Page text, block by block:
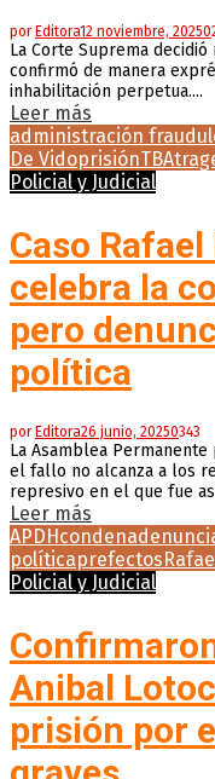
porEditora12 noviembre, 20250
La Corte Suprema
confirmó de manera
inhabilitación perpetua....
Leer más
administración
De VidoprisiónTBA
Policial y Judicial
Caso
celebra la
pero
política
porEditora26 junio, 20250343
La Asamblea
el fallo no alcanza a los
represivo en el que fue
Leer más
APDHcondena
políticaprefectos
Policial y Judicial
Anibal
prisión por